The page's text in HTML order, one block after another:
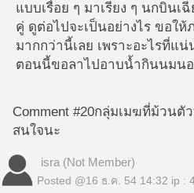
แบบเรื่อย ๆ มาเรียง ๆ นกบินเ
คู่ ดูต่อไปจะเป็นอย่างไร ขอใ
มากกว่านี้เลย เพราะอะไรที่
ตอนนี้ขอลาไปอาบน้ำกินนมน
Comment #20กลุ่มเมฆที่ม้วนตั
สนใจนะ
isra (Not Member)
Posted @16 ธ.ค. 54 14:32 ip :